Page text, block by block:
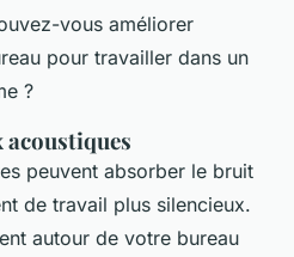
vous améliorer
pour travailler dans un
?
acoustiques
peuvent absorber le bruit
de travail plus silencieux.
autour de votre bureau